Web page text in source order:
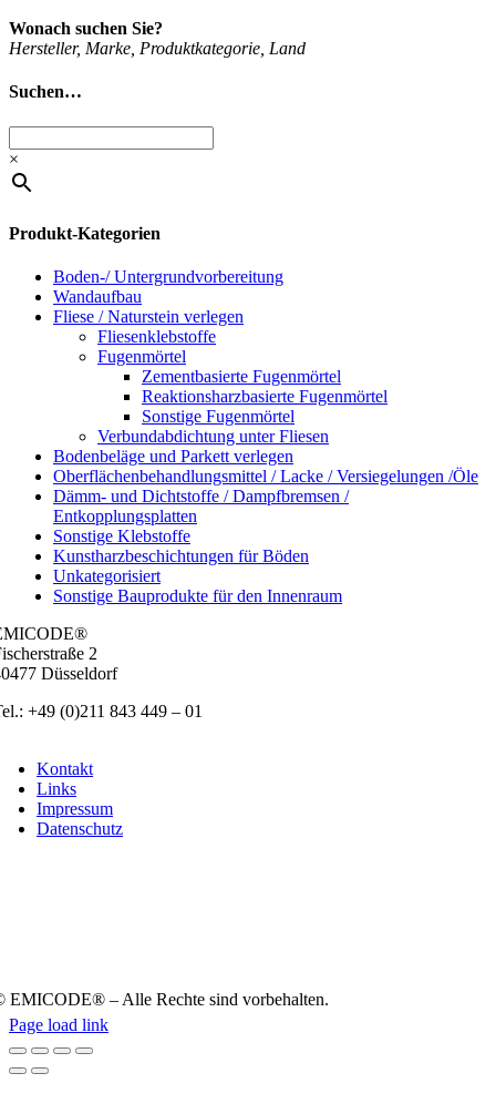
Wonach suchen Sie?
Her­stel­ler, Mar­ke, Pro­dukt­ka­te­go­rie, Land
Suchen…
×
Produkt-Kategorien
Boden-/ Untergrundvorbereitung
Wandaufbau
Fliese / Naturstein verlegen
Fliesenklebstoffe
Fugenmörtel
Zementbasierte Fugenmörtel
Reaktionsharzbasierte Fugenmörtel
Sonstige Fugenmörtel
Verbundabdichtung unter Fliesen
Bodenbeläge und Parkett verlegen
Oberflächenbehandlungsmittel / Lacke / Versiegelungen /Öle
Dämm- und Dichtstoffe / Dampfbremsen /
Entkopplungsplatten
Sonstige Klebstoffe
Kunstharzbeschichtungen für Böden
Unkategorisiert
Sonstige Bauprodukte für den Innenraum
2
Düs­sel­dorf
+49 (0)211 843 449 – 01
Kon­takt
Links
Impres­sum
Daten­schutz
EMICODE® – Alle Rech­te sind vor­be­hal­ten.
Page load link